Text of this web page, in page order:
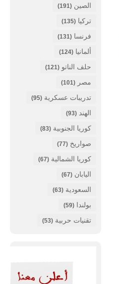
الصين (191)
تركيا (135)
فرنسا (131)
ألمانيا (124)
حلف الناتو (121)
مصر (101)
تدريبات عسكرية (95)
الهند (93)
كوريا الجنوبية (83)
صواريخ (77)
كوريا الشمالية (67)
اليابان (67)
السعودية (63)
بولندا (59)
تقنيات حربية (53)